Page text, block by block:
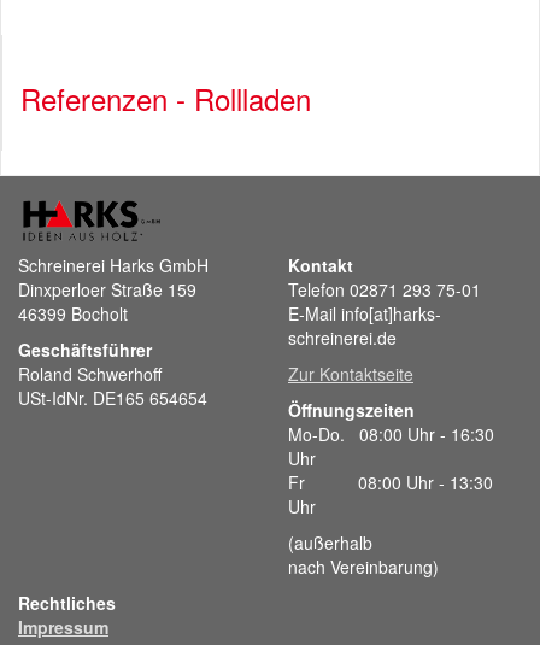
Referenzen - Rollladen
Schreinerei Harks GmbH
Dinxperloer Straße 159
46399 Bocholt
Geschäftsführer
Roland Schwerhoff
USt-IdNr. DE165 654654
Kontakt
Telefon 02871 293 75-01
E-Mail info[at]harks-
schreinerei.de
Zur Kontaktseite
Öffnungszeiten
Mo-Do. 08:00 Uhr - 16:30
Uhr
Fr 08:00 Uhr - 13:30
Uhr
(außerhalb
nach Vereinbarung)
Rechtliches
Impressum